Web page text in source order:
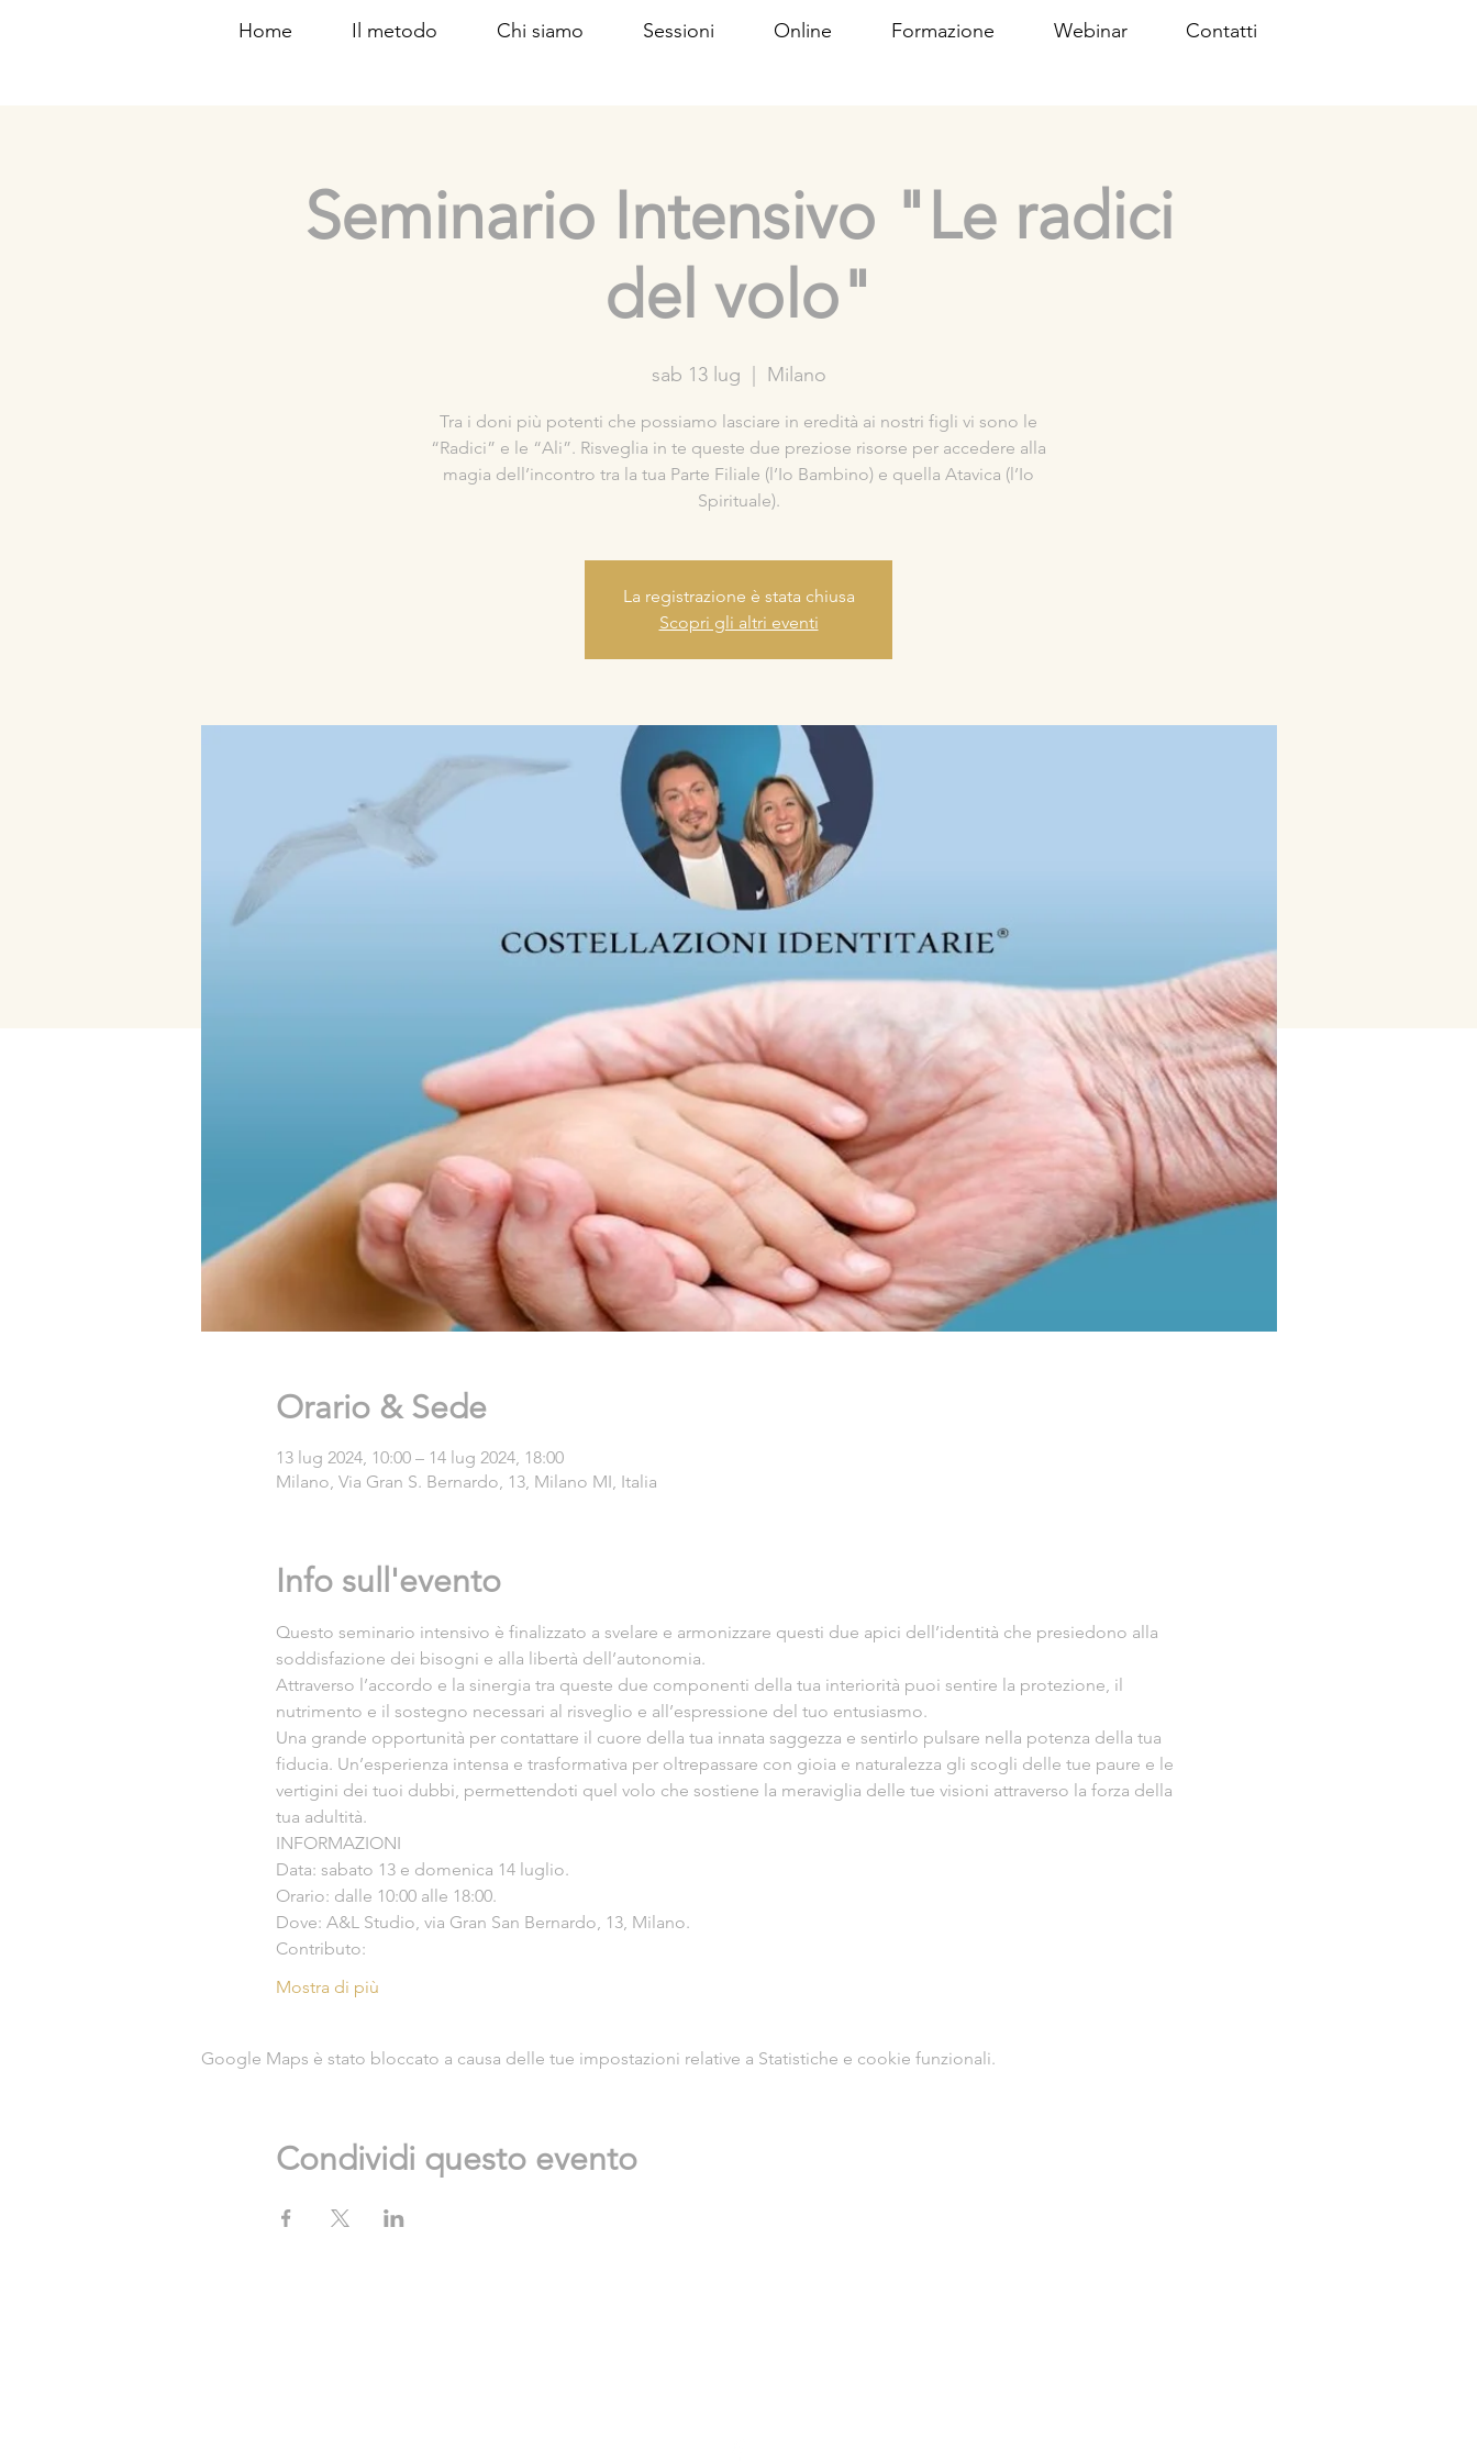
Home Il metodo Chi siamo Sessioni Online Formazione Webinar Contatti
Seminario Intensivo "Le radici
del volo"
sab 13 lug Milano
Tra i doni più potenti che possiamo lasciare in eredità ai nostri figli vi sono le
“Radici” e le “Ali”. Risveglia in te queste due preziose risorse per accedere alla
magia dell’incontro tra la tua Parte Filiale (l’Io Bambino) e quella Atavica (l’Io
Spirituale).
La registrazione è stata chiusa
Scopri gli altri eventi
Orario & Sede
13 lug 2024, 10:00 – 14 lug 2024, 18:00
Milano, Via Gran S. Bernardo, 13, Milano MI, Italia
Info sull'evento
Questo seminario intensivo è finalizzato a svelare e armonizzare questi due apici dell’identità che presiedono alla
soddisfazione dei bisogni e alla libertà dell’autonomia.
Attraverso l’accordo e la sinergia tra queste due componenti della tua interiorità puoi sentire la protezione, il
nutrimento e il sostegno necessari al risveglio e all’espressione del tuo entusiasmo.
Una grande opportunità per contattare il cuore della tua innata saggezza e sentirlo pulsare nella potenza della tua
fiducia. Un’esperienza intensa e trasformativa per oltrepassare con gioia e naturalezza gli scogli delle tue paure e le
vertigini dei tuoi dubbi, permettendoti quel volo che sostiene la meraviglia delle tue visioni attraverso la forza della
tua adultità.
INFORMAZIONI
Data: sabato 13 e domenica 14 luglio.
Orario: dalle 10:00 alle 18:00.
Dove: A&L Studio, via Gran San Bernardo, 13, Milano.
Contributo:
Mostra di più
Google Maps è stato bloccato a causa delle tue impostazioni relative a Statistiche e cookie funzionali.
Condividi questo evento